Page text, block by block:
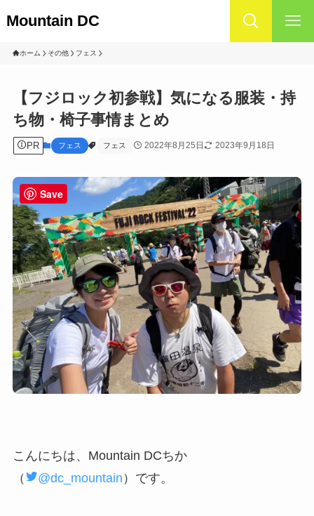
Mountain DC
ホーム その他 フェス
【フジロック初参戦】気になる服装・持
ち物・椅子事情まとめ
PR フェス フェス 2022年8月25日 2023年9月18日
こんにちは、Mountain DCちか
（
@dc_mountain ）です。
Save